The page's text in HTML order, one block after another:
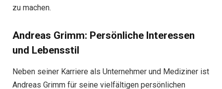
zu machen.
Andreas Grimm: Persönliche Interessen
und Lebensstil
Neben seiner Karriere als Unternehmer und Mediziner ist
Andreas Grimm für seine vielfältigen persönlichen